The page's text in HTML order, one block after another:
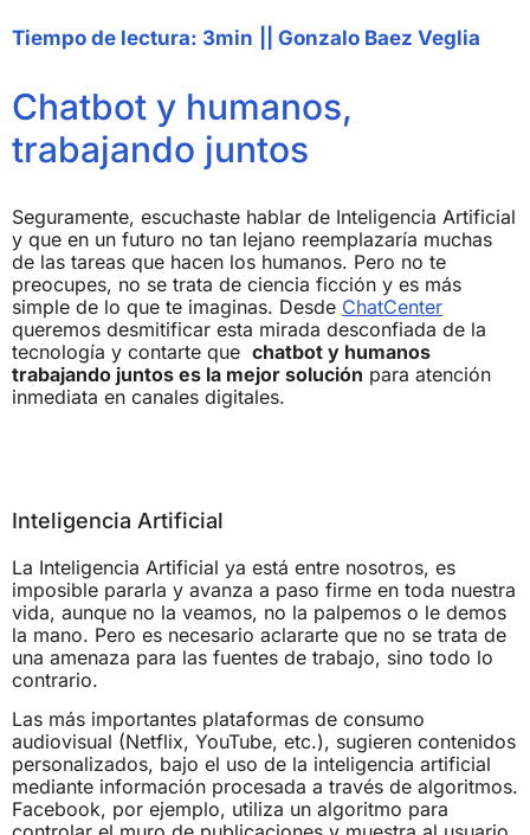
Tiempo de lectura: 3min Gonzalo Baez Veglia
Chatbot y humanos,
trabajando juntos
Seguramente, escuchaste hablar de Inteligencia Artificial
y que en un futuro no tan lejano reemplazaría muchas
de las tareas que hacen los humanos. Pero no te
preocupes, no se trata de ciencia ficción y es más
simple de lo que te imaginas. Desde ChatCenter
queremos desmitificar esta mirada desconfiada de la
tecnología y contarte que chatbot y humanos
trabajando juntos es la mejor solución para atención
inmediata en canales digitales.
Inteligencia Artificial
La Inteligencia Artificial ya está entre nosotros, es
imposible pararla y avanza a paso firme en toda nuestra
vida, aunque no la veamos, no la palpemos o le demos
la mano. Pero es necesario aclararte que no se trata de
una amenaza para las fuentes de trabajo, sino todo lo
contrario.
Las más importantes plataformas de consumo
audiovisual (Netflix, YouTube, etc.), sugieren contenidos
personalizados, bajo el uso de la inteligencia artificial
mediante información procesada a través de algoritmos.
Facebook, por ejemplo, utiliza un algoritmo para